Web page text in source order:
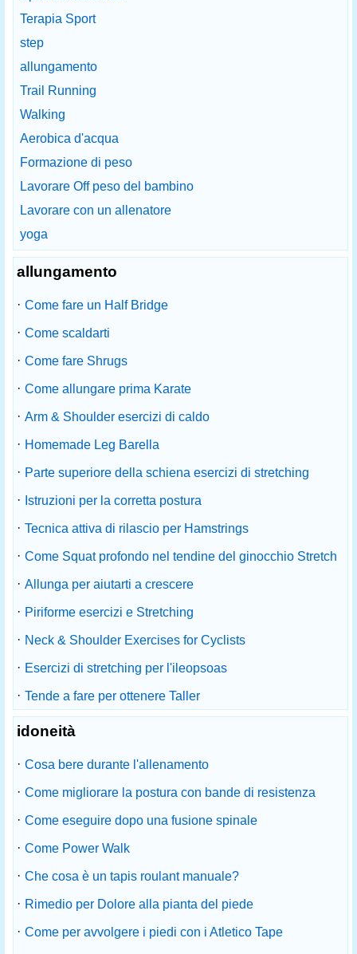
Terapia Sport
step
allungamento
Trail Running
Walking
Aerobica d'acqua
Formazione di peso
Lavorare Off peso del bambino
Lavorare con un allenatore
yoga
allungamento
· Come fare un Half Bridge
· Come scaldarti
· Come fare Shrugs
· Come allungare prima Karate
· Arm & Shoulder esercizi di caldo
· Homemade Leg Barella
· Parte superiore della schiena esercizi di stretching
· Istruzioni per la corretta postura
· Tecnica attiva di rilascio per Hamstrings
· Come Squat profondo nel tendine del ginocchio Stretch
· Allunga per aiutarti a crescere
· Piriforme esercizi e Stretching
· Neck & Shoulder Exercises for Cyclists
· Esercizi di stretching per l'ileopsoas
· Tende a fare per ottenere Taller
idoneità
· Cosa bere durante l'allenamento
· Come migliorare la postura con bande di resistenza
· Come eseguire dopo una fusione spinale
· Come Power Walk
· Che cosa è un tapis roulant manuale?
· Rimedio per Dolore alla pianta del piede
· Come per avvolgere i piedi con i Atletico Tape